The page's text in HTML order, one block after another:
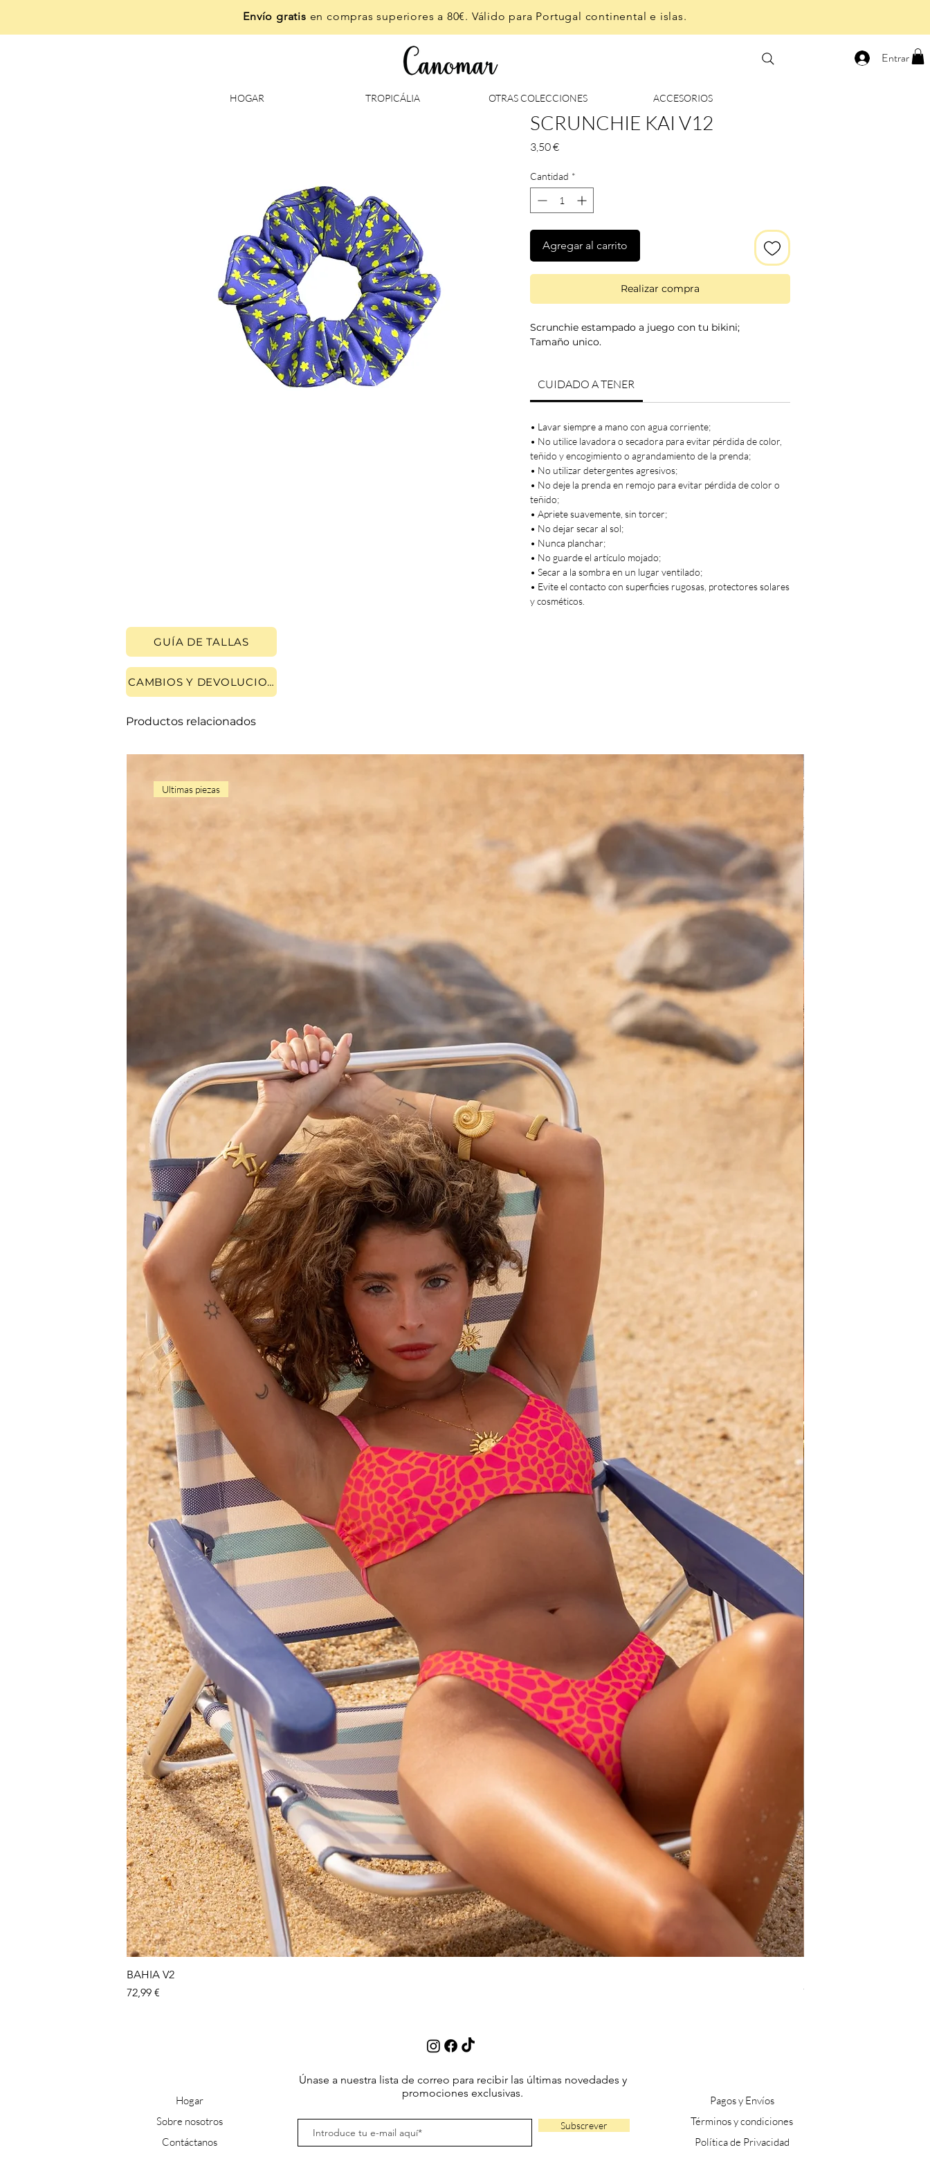
Envío gratis en compras superiores a 80€. Válido para Portugal continental e islas.
Entrar
HOGAR TROPICÁLIA OTRAS COLECCIONES ACCESORIOS
SCRUNCHIE KAI V12
3,50 €Precio
Cantidad *
Agregar al carrito
Realizar compra
Scrunchie estampado a juego con tu bikini;
Tamaño unico.
CUIDADO A TENER
• Lavar siempre a mano con agua corriente;
• No utilice lavadora o secadora para evitar pérdida de color,
teñido y encogimiento o agrandamiento de la prenda;
• No utilizar detergentes agresivos;
• No deje la prenda en remojo para evitar pérdida de color o
teñido;
• Apriete suavemente, sin torcer;
• No dejar secar al sol;
• Nunca planchar;
• No guarde el artículo mojado;
• Secar a la sombra en un lugar ventilado;
• Evite el contacto con superficies rugosas, protectores solares
y cosméticos.
GUÍA DE TALLAS
CAMBIOS Y DEVOLUCIONES
Productos relacionados
Ultimas piezas
BAHIA V2
Precio
72,99 €
Precio
72,99 €
Hogar
Sobre nosotros
Contáctanos
Únase a nuestra lista de correo para recibir las últimas novedades y
promociones exclusivas.
Subscrever
Pagos y Envíos
​Términos y condiciones
Política de Privacidad